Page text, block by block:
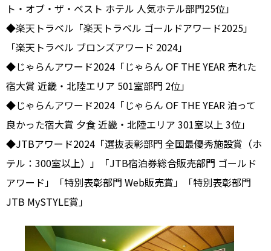
ト・オブ・ザ・ベスト ホテル 人気ホテル部門25位」
◆楽天トラベル「楽天トラベル ゴールドアワード2025」
「楽天トラベル ブロンズアワード 2024」
◆じゃらんアワード2024「じゃらん OF THE YEAR 売れた
宿大賞 近畿・北陸エリア 501室部門 2位」
◆じゃらんアワード2024「じゃらん OF THE YEAR 泊って
良かった宿大賞 夕食 近畿・北陸エリア 301室以上 3位」
◆JTBアワード2024「選抜表彰部門 全国最優秀施設賞（ホ
テル：300室以上）」「JTB宿泊券総合販売部門 ゴールド
アワード」「特別表彰部門 Web販売賞」「特別表彰部門
JTB MySTYLE賞」